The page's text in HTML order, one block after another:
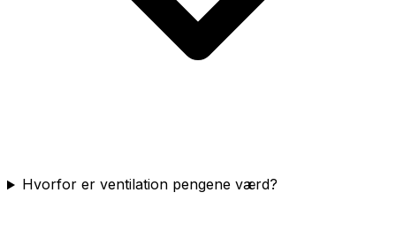
Hvorfor er ventilation pengene værd?